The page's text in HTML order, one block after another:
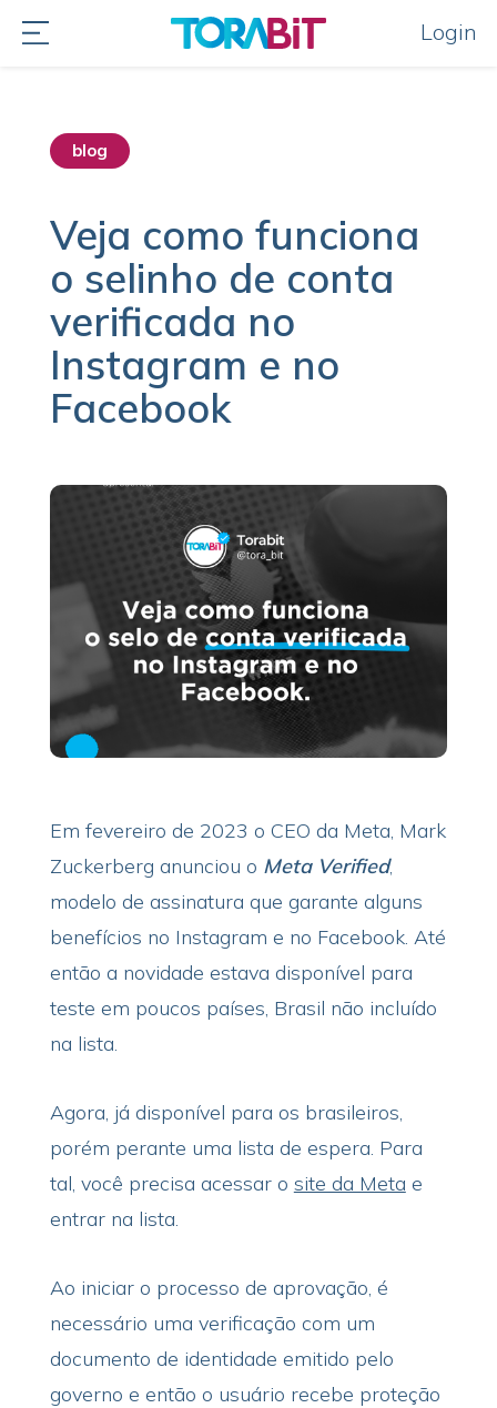
Login
blog
Veja como funciona
o selinho de conta
verificada no
Instagram e no
Facebook
Em fevereiro de 2023 o CEO da Meta, Mark
Zuckerberg anunciou o Meta Verified,
modelo de assinatura que garante alguns
benefícios no Instagram e no Facebook. Até
então a novidade estava disponível para
teste em poucos países, Brasil não incluído
na lista.
Agora, já disponível para os brasileiros,
porém perante uma lista de espera. Para
tal, você precisa acessar o site da Meta e
entrar na lista.
Ao iniciar o processo de aprovação, é
necessário uma verificação com um
documento de identidade emitido pelo
governo e então o usuário recebe proteção